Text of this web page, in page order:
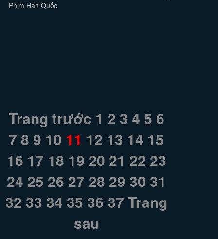
Phim Hàn Quốc
Trang trước 1 2 3 4 5 6
7 8 9 10 11 12 13 14 15
16 17 18 19 20 21 22 23
24 25 26 27 28 29 30 31
32 33 34 35 36 37 Trang
sau